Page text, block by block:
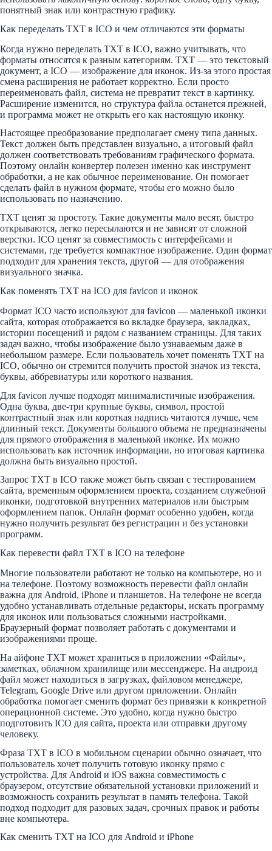
понятный знак или контрастную графику.
Как переделать TXT в ICO и чем отличаются эти форматы
Когда нужно переделать TXT в ICO, важно учитывать, что
форматы относятся к разным категориям. TXT — это текстовый
документ, а ICO — изображение для иконок. Из-за этого простая
смена расширения не работает корректно. Если просто
переименовать файл, система не превратит текст в картинку.
Расширение изменится, но структура файла останется прежней,
и программа может не открыть его как настоящую иконку.
Настоящее преобразование предполагает смену типа данных.
Текст должен быть представлен визуально, а итоговый файл
должен соответствовать требованиям графического формата.
Поэтому онлайн конвертер полезен именно как инструмент
обработки, а не как обычное переименование. Он помогает
сделать файл в нужном формате, чтобы его можно было
использовать по назначению.
TXT ценят за простоту. Такие документы мало весят, быстро
открываются, легко пересылаются и не зависят от сложной
верстки. ICO ценят за совместимость с интерфейсами и
системами, где требуется компактное изображение. Один формат
подходит для хранения текста, другой — для отображения
визуального значка.
Как поменять TXT на ICO для favicon и иконок
Формат ICO часто используют для favicon — маленькой иконки
сайта, которая отображается во вкладке браузера, закладках,
истории посещений и рядом с названием страницы. Для таких
задач важно, чтобы изображение было узнаваемым даже в
небольшом размере. Если пользователь хочет поменять TXT на
ICO, обычно он стремится получить простой значок из текста,
буквы, аббревиатуры или короткого названия.
Для favicon лучше подходят минималистичные изображения.
Одна буква, две-три крупные буквы, символ, простой
контрастный знак или короткая надпись читаются лучше, чем
длинный текст. Документы большого объема не предназначены
для прямого отображения в маленькой иконке. Их можно
использовать как источник информации, но итоговая картинка
должна быть визуально простой.
Запрос TXT в ICO также может быть связан с тестированием
сайта, временным оформлением проекта, созданием служебной
иконки, подготовкой внутренних материалов или быстрым
оформлением папок. Онлайн формат особенно удобен, когда
нужно получить результат без регистрации и без установки
программ.
Как перевести файл TXT в ICO на телефоне
Многие пользователи работают не только на компьютере, но и
на телефоне. Поэтому возможность перевести файл онлайн
важна для Android, iPhone и планшетов. На телефоне не всегда
удобно устанавливать отдельные редакторы, искать программу
для иконок или пользоваться сложными настройками.
Браузерный формат позволяет работать с документами и
изображениями проще.
На айфоне TXT может храниться в приложении «Файлы»,
заметках, облачном хранилище или мессенджере. На андроид
файл может находиться в загрузках, файловом менеджере,
Telegram, Google Drive или другом приложении. Онлайн
обработка помогает сменить формат без привязки к конкретной
операционной системе. Это удобно, когда нужно быстро
подготовить ICO для сайта, проекта или отправки другому
человеку.
Фраза TXT в ICO в мобильном сценарии обычно означает, что
пользователь хочет получить готовую иконку прямо с
устройства. Для Android и iOS важна совместимость с
браузером, отсутствие обязательной установки приложений и
возможность сохранить результат в память телефона. Такой
подход подходит для разовых задач, срочных правок и работы
вне компьютера.
Как сменить TXT на ICO для Android и iPhone